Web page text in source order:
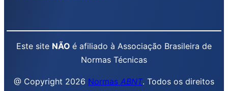
Este site NÃO é afiliado à Associação Brasileira de
Normas Técnicas
@ Copyright 2026 Normas ABNT. Todos os direitos